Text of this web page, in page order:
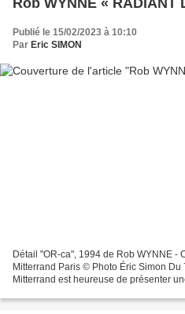
Publié le 15/02/2023 à 10:10
Par Eric SIMON
Détail "OR-ca", 1994 de Rob WYNNE -
Mitterrand Paris © Photo Éric Simon
Mitterrand est heureuse de présenter